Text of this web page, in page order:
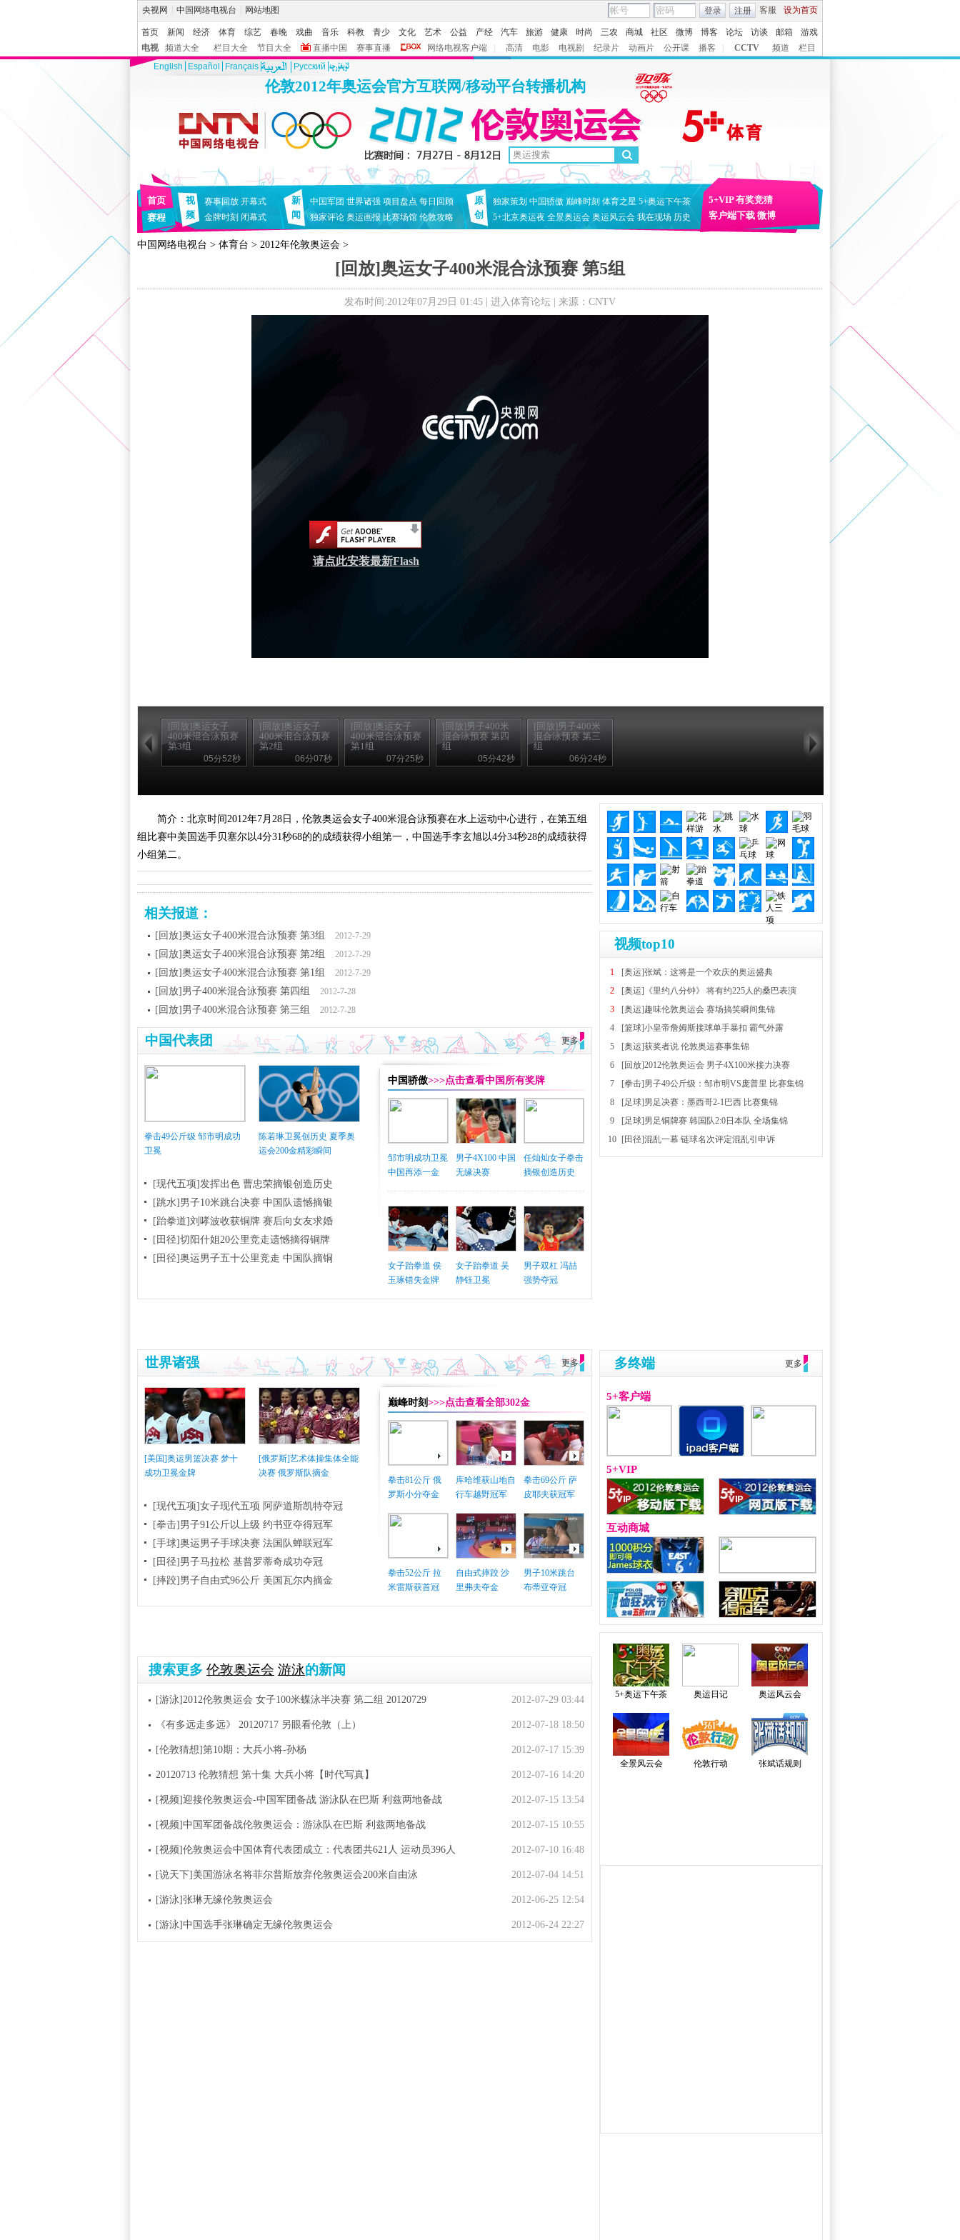
央视网 中国网络电视台 网站地图 客服 设为首页
登录 注册
首页 新闻 经济 体育 综艺 春晚 戏曲 音乐 科教 青少 文化 艺术 公益 产经 汽车 旅游 健康 时尚 三农 商城 社区 微博 博客 论坛 访谈 邮箱
游戏
电视
频道大全 栏目大全 节目大全 直播中国 赛事直播 网络电视客户端 高清 电影 电视剧 纪录片 动画片 公开课 播客 CCTV 频道
栏目
English
Español Français Pусский
伦敦2012年奥运会官方互联网/移动平台转播机构
首页
赛程
视
频
赛事回放 开幕式
金牌时刻 闭幕式
新
闻
中国军团 世界诸强 项目盘点 每日回顾
独家评论 奥运画报 比赛场馆 伦敦攻略
原
创
独家策划 中国骄傲 巅峰时刻 体育之星 5+奥运下午茶
5+北京奥运夜 全景奥运会 奥运风云会 我在现场 历史
5+VIP 有奖竞猜
客户端下载 微博
中国网络电视台 > 体育台 > 2012年伦敦奥运会 >
[回放]奥运女子400米混合泳预赛 第5组
发布时间:2012年07月29日 01:45 | 进入体育论坛 | 来源：CNTV
请点此安装最新Flash
[回放]奥运女子
400米混合泳预赛
第3组
05分52秒
[回放]奥运女子
400米混合泳预赛
第2组
06分07秒
[回放]奥运女子
400米混合泳预赛
第1组
07分25秒
[回放]男子400米
混合泳预赛 第四
组
05分42秒
[回放]男子400米
混合泳预赛 第三
组
06分24秒
简介：北京时间2012年7月28日，伦敦奥运会女子400米混合泳预赛在水上运动中心进行，在第五组
组比赛中美国选手贝塞尔以4分31秒68的的成绩获得小组第一，中国选手李玄旭以4分34秒28的成绩获得
小组第二。
相关报道：
[回放]奥运女子400米混合泳预赛 第3组 2012-7-29
[回放]奥运女子400米混合泳预赛 第2组 2012-7-29
[回放]奥运女子400米混合泳预赛 第1组 2012-7-29
[回放]男子400米混合泳预赛 第四组 2012-7-28
[回放]男子400米混合泳预赛 第三组 2012-7-28
中国代表团 更多
拳击49公斤级 邹市明成功
卫冕
陈若琳卫冕创历史 夏季奥
运会200金精彩瞬间
[现代五项]发挥出色 曹忠荣摘银创造历史
[跳水]男子10米跳台决赛 中国队遗憾摘银
[跆拳道]刘哮波收获铜牌 赛后向女友求婚
[田径]切阳什姐20公里竞走遗憾摘得铜牌
[田径]奥运男子五十公里竞走 中国队摘铜
中国骄傲>>>点击查看中国所有奖牌
邹市明成功卫冕
中国再添一金
男子4X100 中国
无缘决赛
任灿灿女子拳击
摘银创造历史
女子跆拳道 侯
玉琢错失金牌
女子跆拳道 吴
静钰卫冕
男子双杠 冯喆
强势夺冠
世界诸强 更多
[美国]奥运男篮决赛 梦十
成功卫冕金牌
[俄罗斯]艺术体操集体全能
决赛 俄罗斯队摘金
[现代五项]女子现代五项 阿萨道斯凯特夺冠
[拳击]男子91公斤以上级 约书亚夺得冠军
[手球]奥运男子手球决赛 法国队蝉联冠军
[田径]男子马拉松 基普罗蒂奇成功夺冠
[摔跤]男子自由式96公斤 美国瓦尔内摘金
巅峰时刻>>>点击查看全部302金
拳击81公斤 俄
罗斯小分夺金
库哈维获山地自
行车越野冠军
拳击69公斤 萨
皮耶夫获冠军
拳击52公斤 拉
米雷斯获首冠
自由式摔跤 沙
里弗夫夺金
男子10米跳台
布蒂亚夺冠
搜索更多 伦敦奥运会 游泳的新闻
2012-07-29 03:44
[游泳]2012伦敦奥运会 女子100米蝶泳半决赛 第二组 20120729
2012-07-18 18:50
《有多远走多远》 20120717 另眼看伦敦（上）
2012-07-17 15:39
[伦敦猜想]第10期：大兵小将-孙杨
2012-07-16 14:20
20120713 伦敦猜想 第十集 大兵小将【时代写真】
2012-07-15 13:54
[视频]迎接伦敦奥运会-中国军团备战 游泳队在巴斯 利兹两地备战
2012-07-15 10:55
[视频]中国军团备战伦敦奥运会：游泳队在巴斯 利兹两地备战
2012-07-10 16:48
[视频]伦敦奥运会中国体育代表团成立：代表团共621人 运动员396人
2012-07-04 14:51
[说天下]美国游泳名将菲尔普斯放弃伦敦奥运会200米自由泳
2012-06-25 12:54
[游泳]张琳无缘伦敦奥运会
2012-06-24 22:27
[游泳]中国选手张琳确定无缘伦敦奥运会
视频top10
1
[奥运]张斌：这将是一个欢庆的奥运盛典
2
[奥运]《里约八分钟》 将有约225人的桑巴表演
3
[奥运]趣味伦敦奥运会 赛场搞笑瞬间集锦
4
[篮球]小皇帝詹姆斯接球单手暴扣 霸气外露
5
[奥运]获奖者说 伦敦奥运赛事集锦
6
[回放]2012伦敦奥运会 男子4X100米接力决赛
7
[拳击]男子49公斤级：邹市明VS庞普里 比赛集锦
8
[足球]男足决赛：墨西哥2-1巴西 比赛集锦
9
[足球]男足铜牌赛 韩国队2:0日本队 全场集锦
10
[田径]混乱一幕 链球名次评定混乱引申诉
多终端 更多
5+客户端
5+VIP
互动商城
5+奥运下午茶 奥运日记 奥运风云会
全景风云会 伦敦行动 张斌话规则